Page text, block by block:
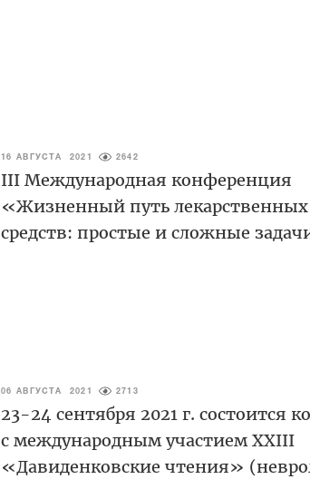
16 АВГУСТА 2021 2642
III Международная конференция
«Жизненный путь лекарственных
средств: простые и сложные
06 АВГУСТА 2021 2713
23-24 сентября 2021 г. состоится
с международным участием XXIII
«Давиденковские чтения»